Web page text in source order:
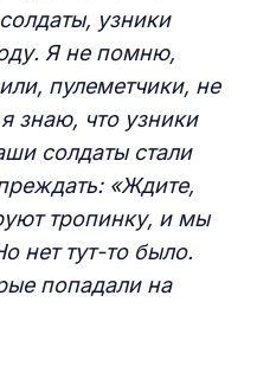
узники
Я не помню,
пулеметчики, не
знаю, что узники
солдаты стали
«Ждите,
тропинку, и мы
нет тут-то было.
попадали на